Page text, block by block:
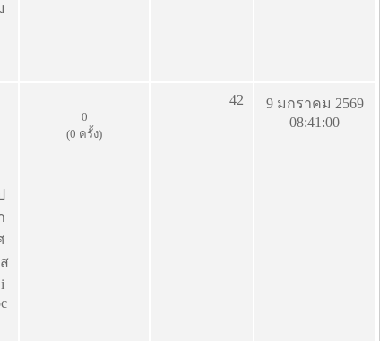
0
(0 ครั้ง)
42
9 มกราคม 2569
08:41:00